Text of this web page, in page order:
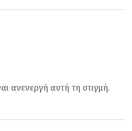
ανενεργή αυτή τη στιγμή.